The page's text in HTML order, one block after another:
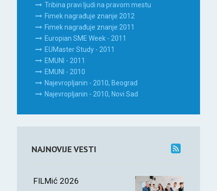
Tribina pravi ljudi na pravom mestu
Fimek nagrađuje znanje 2012
Fimek nagrađuje znanje 2011
Europian SME Week - 2011
EUMaster Study - 2011
EMUNI - 2011
EMUNI - 2010
Najevropljanin - 2010, Beograd
Najevropljanin - 2010, Novi Sad
NAJNOVIJE VESTI
FILMić 2026